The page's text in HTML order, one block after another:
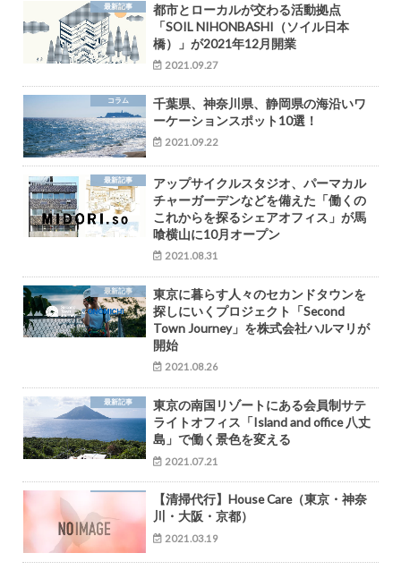
最新記事
都市とローカルが交わる活動拠点
「SOIL NIHONBASHI（ソイル日本
橋）」が2021年12月開業
2021.09.27
コラム
千葉県、神奈川県、静岡県の海沿いワ
ーケーションスポット10選！
2021.09.22
最新記事
アップサイクルスタジオ、パーマカル
チャーガーデンなどを備えた「働くの
これからを探るシェアオフィス」が馬
喰横山に10月オープン
2021.08.31
最新記事
東京に暮らす人々のセカンドタウンを
探しにいくプロジェクト「Second
Town Journey」を株式会社ハルマリが
開始
2021.08.26
最新記事
東京の南国リゾートにある会員制サテ
ライトオフィス「Island and office 八丈
島」で働く景色を変える
2021.07.21
【清掃代行】House Care（東京・神奈
川・大阪・京都）
2021.03.19